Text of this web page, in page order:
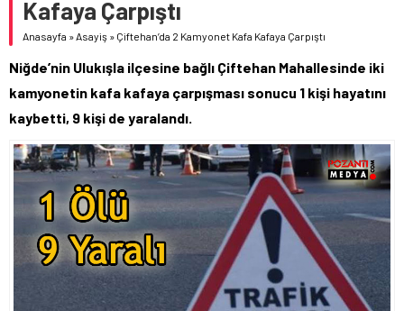
BİST
11.456,34
42,6961
Kafaya Çarpıştı
Anasayfa »Asayiş » Çiftehan’da 2 Kamyonet Kafa Kafaya Çarpıştı
Niğde’nin Ulukışla ilçesine bağlı Çiftehan Mahallesinde iki
kamyonetin kafa kafaya çarpışması sonucu 1 kişi hayatını
kaybetti, 9 kişi de yaralandı.